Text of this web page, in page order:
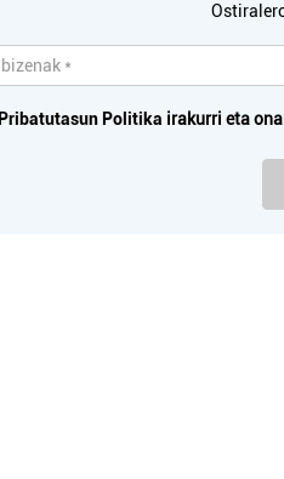
Pribatutasun Politika irakurri eta